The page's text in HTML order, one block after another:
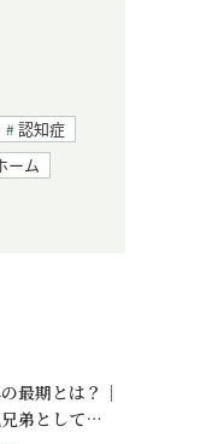
認知症
ーム
最期とは？｜
弟として…